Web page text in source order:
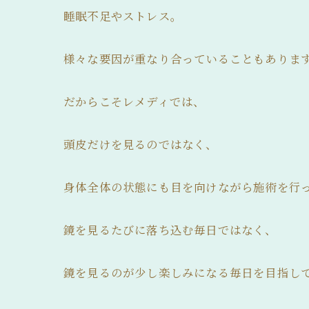
睡眠不足やストレス。
様々な要因が重なり合っていることもあります
だからこそレメディでは、
頭皮だけを見るのではなく、
身体全体の状態にも目を向けながら施術を行
鏡を見るたびに落ち込む毎日ではなく、
鏡を見るのが少し楽しみになる毎日を目指して